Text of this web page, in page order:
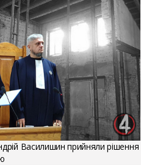
Василишин прийняли рішення